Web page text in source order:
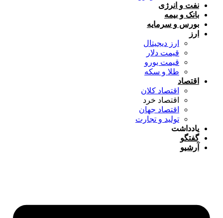
نفت و انرژی
بانک و بیمه
بورس و سرمایه
ارز دیجیتال
قیمت دلار
قیمت یورو
طلا و سکه
اقتصاد
اقتصاد کلان
اقتصاد خرد
اقتصاد جهان
تولید و تجارت
یادداشت
گفتگو
آرشیو